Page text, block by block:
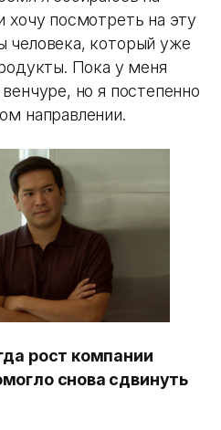
хочу посмотреть на эту
человека, который уже
Пока у меня
но я постепенно
направлении.
рост компании
снова сдвинуть